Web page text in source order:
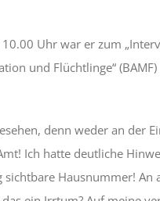
Uhr war er zum
und Flüchtlinge“
denn weder an der
Ich hatte deutliche
Hausnummer! An